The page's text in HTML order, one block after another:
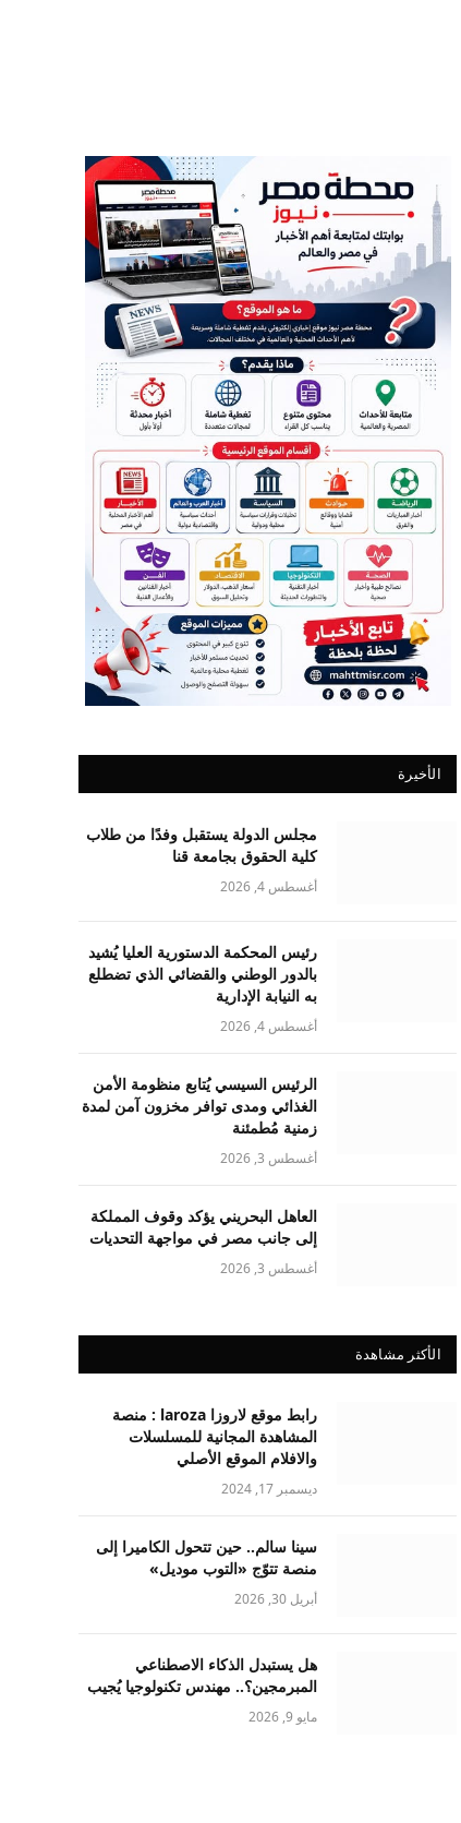
الأخيرة
مجلس الدولة يستقبل وفدًا من طلاب
كلية الحقوق بجامعة قنا
أغسطس 4, 2026
رئيس المحكمة الدستورية العليا يُشيد
بالدور الوطني والقضائي الذي تضطلع
به النيابة الإدارية
أغسطس 4, 2026
الرئيس السيسي يُتابع منظومة الأمن
الغذائي ومدى توافر مخزون آمن لمدة
زمنية مُطمئنة
أغسطس 3, 2026
العاهل البحريني يؤكد وقوف المملكة
إلى جانب مصر في مواجهة التحديات
أغسطس 3, 2026
الأكثر مشاهدة
رابط موقع لاروزا laroza : منصة
المشاهدة المجانية للمسلسلات
والافلام الموقع الأصلي
ديسمبر 17, 2024
سينا سالم.. حين تتحول الكاميرا إلى
منصة تتوّج «التوب موديل»
أبريل 30, 2026
هل يستبدل الذكاء الاصطناعي
المبرمجين؟.. مهندس تكنولوجيا يُجيب
مايو 9, 2026